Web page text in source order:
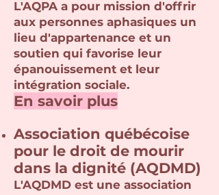
L'AQPA a pour mission d'offrir
aux personnes aphasiques un
lieu d'appartenance et un
soutien qui favorise leur
épanouissement et leur
intégration sociale.
En savoir plus
Association québécoise
pour le droit de mourir
dans la dignité (AQDMD)
L'AQDMD est une association